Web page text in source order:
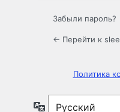
Забыли пароль?
← Перейти к
Политика
Язык